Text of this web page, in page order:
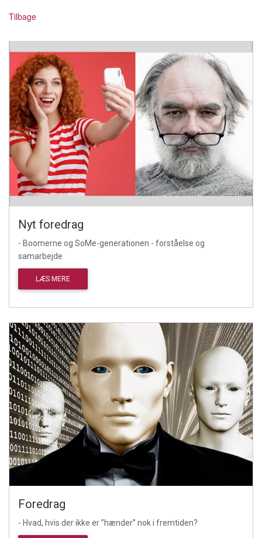
Tilbage
Nyt foredrag
- Boomerne og SoMe-generationen - forståelse og
samarbejde
LÆS MERE
Foredrag
- Hvad, hvis der ikke er ”hænder” nok i fremtiden?